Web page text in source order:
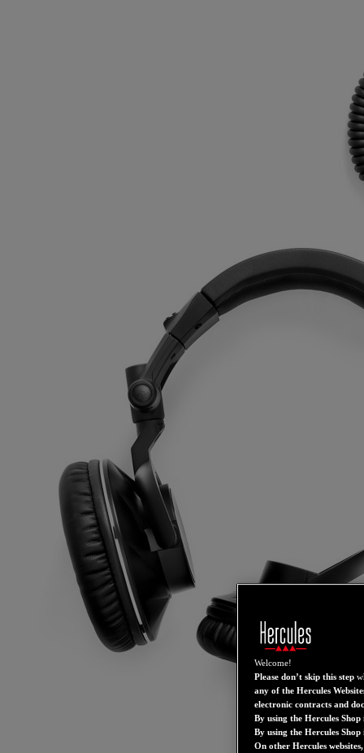
Welcome!
Please don’t skip this step
any of the Hercules
electronic contracts and
By using the Hercules
By using the Hercules
On other Hercules